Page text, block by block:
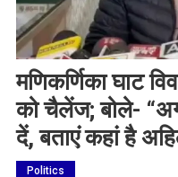
मणिकर्णिका घाट
को चैलेंज; बोले-
दें, बताएं कहां है
Politics